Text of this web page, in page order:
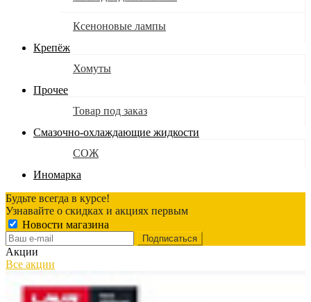
Ксеноновые лампы
Крепёж
Хомуты
Прочее
Товар под заказ
Смазочно-охлаждающие жидкости
СОЖ
Иномарка
Будьте всегда в курсе!
Узнавайте о скидках и акциях первым
Новости магазина
Акции
Все акции